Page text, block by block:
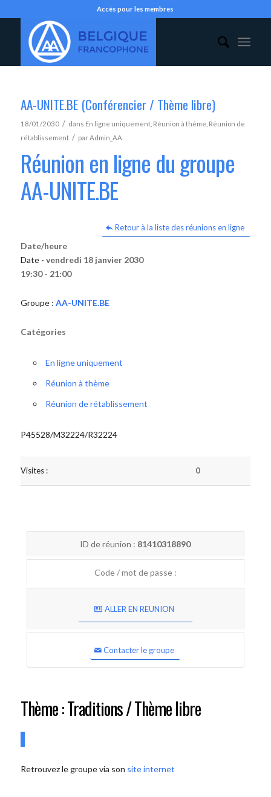
Accès pour les membres
AA-UNITE.BE (Conférencier / Thème libre)
18/01/2030 / dans En ligne uniquement, Réunion à thème Réunion de
rétablissement / parAdmin_AA
Réunion en ligne du groupe
AA-UNITE.BE
Retour à la liste des réunions en ligne
Date/heure
Date - vendredi 18 janvier 2030
19:30 - 21:00
Groupe : AA-UNITE.BE
Catégories
En ligne uniquement
Réunion à thème
Réunion de rétablissement
P45528/M32224/R32224
Visites : 0
ID de réunion : 81410318890
Code / mot de passe :
ALLER EN REUNION
Contacter le groupe
Thème : Traditions / Thème libre
Retrouvez le groupe via son site internet